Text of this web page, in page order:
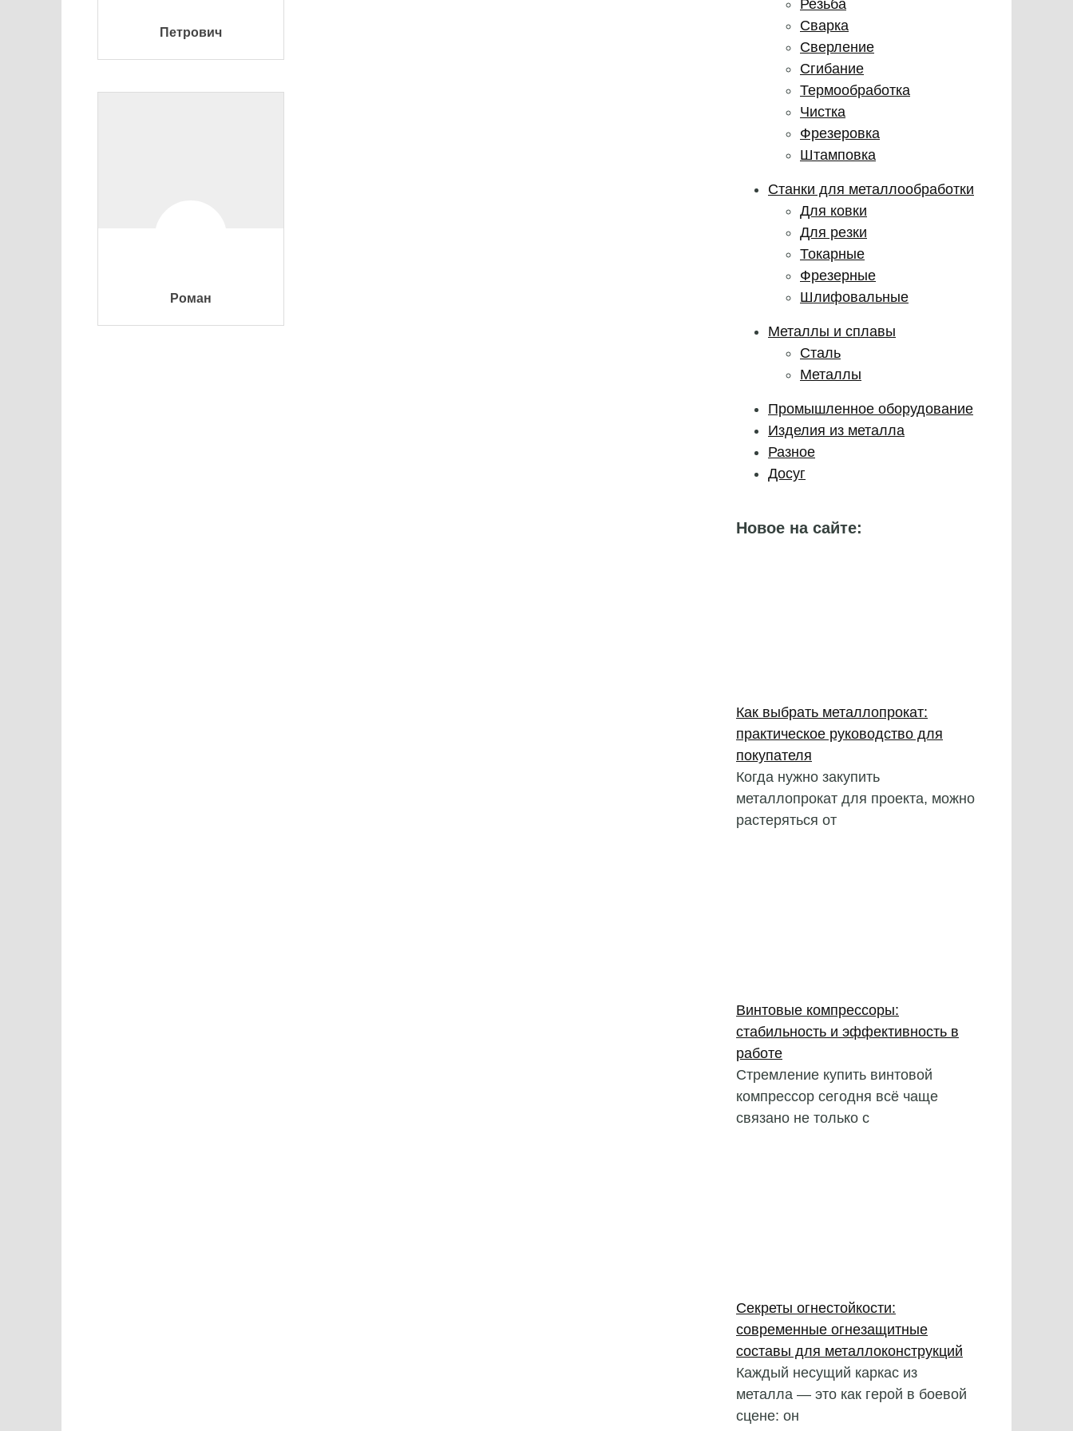
Петрович
Роман
Резьба
Сварка
Сверление
Сгибание
Термообработка
Чистка
Фрезеровка
Штамповка
Станки для металлообработки
Для ковки
Для резки
Токарные
Фрезерные
Шлифовальные
Металлы и сплавы
Сталь
Металлы
Промышленное оборудование
Изделия из металла
Разное
Досуг
Новое на сайте:
Как выбрать металлопрокат:
практическое руководство для
покупателя
Когда нужно закупить
металлопрокат для проекта, можно
растеряться от
Винтовые компрессоры:
стабильность и эффективность в
работе
Стремление купить винтовой
компрессор сегодня всё чаще
связано не только с
Секреты огнестойкости:
современные огнезащитные
составы для металлоконструкций
Каждый несущий каркас из
металла — это как герой в боевой
сцене: он